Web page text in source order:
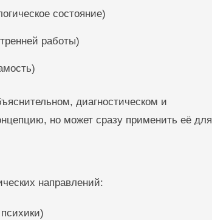
состояние)
работы)
диагностическом и
но может сразу применить её для
направлений: